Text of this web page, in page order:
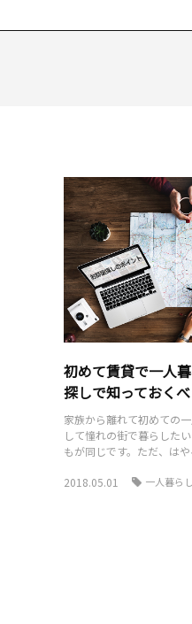
初めて賃貸で一人
探しで知っておく
家族から離れて初めての
して憧れの街で暮らした
もが同じです。ただ、は
2018.05.01 一人暮らし